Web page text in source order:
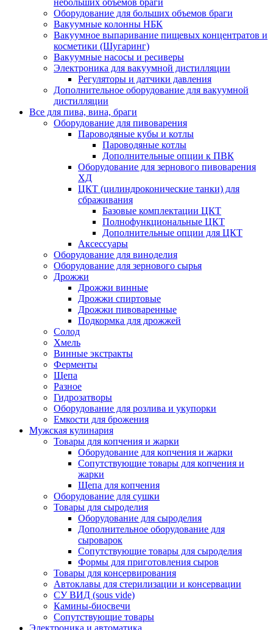
Оборудование для больших объемов браги
Вакуумные колонны НБК
Вакуумное выпаривание пищевых концентратов и
косметики (Шугаринг)
Вакуумные насосы и ресиверы
Электроника для вакуумной дистилляции
Регуляторы и датчики давления
Дополнительное оборудование для вакуумной
дистилляции
Все для пива, вина, браги
Оборудование для пивоварения
Пароводяные кубы и котлы
Пароводяные котлы
Дополнительные опции к ПВК
Оборудование для зернового пивоварения
ХД
ЦКТ (цилиндроконические танки) для
сбраживания
Базовые комплектации ЦКТ
Полнофункциональные ЦКТ
Дополнительные опции для ЦКТ
Аксессуары
Оборудование для виноделия
Оборудование для зернового сырья
Дрожжи
Дрожжи винные
Дрожжи спиртовые
Дрожжи пивоваренные
Подкормка для дрожжей
Солод
Хмель
Винные экстракты
Ферменты
Щепа
Разное
Гидрозатворы
Оборудование для розлива и укупорки
Емкости для брожения
Мужская кулинария
Товары для копчения и жарки
Оборудование для копчения и жарки
Сопутствующие товары для копчения и
жарки
Щепа для копчения
Оборудование для сушки
Товары для сыроделия
Оборудование для сыроделия
Дополнительное оборудование для
сыроварок
Сопутствующие товары для сыроделия
Формы для приготовления сыров
Товары для консервирования
Автоклавы для стерилизации и консервации
СУ ВИД (sous vide)
Камины-биосвечи
Сопутствующие товары
Электроника и автоматика